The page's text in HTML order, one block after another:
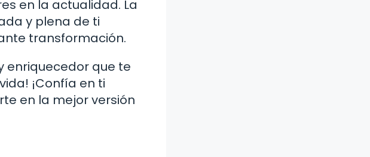
en la actualidad. La
y plena de ti
transformación.
enriquecedor que te
¡Confía en ti
en la mejor versión